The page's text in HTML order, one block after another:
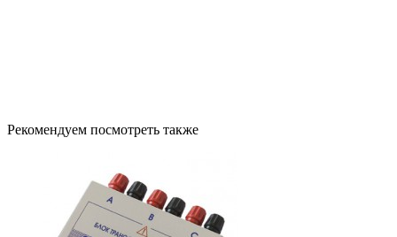
Рекомендуем посмотреть также